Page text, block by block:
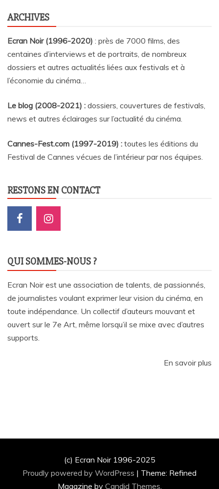
ARCHIVES
Ecran Noir (1996-2020) : près de 7000 films, des
centaines d’interviews et de portraits, de nombreux
dossiers et autres actualités liées aux festivals et à
l’économie du cinéma…
Le blog (2008-2021) : dossiers, couvertures de festivals,
news et autres éclairages sur l’actualité du cinéma.
Cannes-Fest.com (1997-2019) : toutes les éditions du
Festival de Cannes vécues de l’intérieur par nos équipes.
RESTONS EN CONTACT
QUI SOMMES-NOUS ?
Ecran Noir est une association de talents, de passionnés,
de journalistes voulant exprimer leur vision du cinéma, en
toute indépendance. Un collectif d’auteurs mouvant et
ouvert sur le 7e Art, même lorsqu’il se mixe avec d’autres
supports.
En savoir plus
(c) Ecran Noir 1996-2025
Proudly powered by WordPress | Theme: Refined
Magazine by Candid Themes.